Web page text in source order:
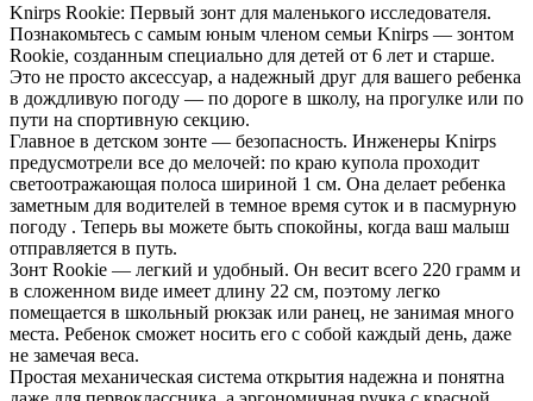
Knirps Rookie: Первый зонт для маленького исследователя.
Познакомьтесь с самым юным членом семьи Knirps — зонтом
Rookie, созданным специально для детей от 6 лет и старше.
Это не просто аксессуар, а надежный друг для вашего ребенка
в дождливую погоду — по дороге в школу, на прогулке или по
пути на спортивную секцию.
Главное в детском зонте — безопасность. Инженеры Knirps
предусмотрели все до мелочей: по краю купола проходит
светоотражающая полоса шириной 1 см. Она делает ребенка
заметным для водителей в темное время суток и в пасмурную
погоду . Теперь вы можете быть спокойны, когда ваш малыш
отправляется в путь.
Зонт Rookie — легкий и удобный. Он весит всего 220 грамм и
в сложенном виде имеет длину 22 см, поэтому легко
помещается в школьный рюкзак или ранец, не занимая много
места. Ребенок сможет носить его с собой каждый день, даже
не замечая веса.
Простая механическая система открытия надежна и понятна